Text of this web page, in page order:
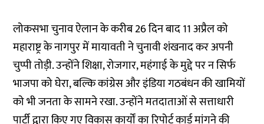
लोकसभा चुनाव ऐलान के करीब 26 दिन बाद 11 अप्रैल को
महाराष्ट्र के नागपुर में मायावती ने चुनावी शंखनाद कर अपनी
चुप्पी तोड़ी. उन्होंने शिक्षा, रोजगार, महंगाई के मुद्दे पर न सिर्फ
भाजपा को घेरा, बल्कि कांग्रेस और इंडिया गठबंधन की खामियों
को भी जनता के सामने रखा. उन्होंने मतदाताओं से सत्ताधारी
पार्टी द्वारा किए गए विकास कार्यों का रिपोर्ट कार्ड मांगने की